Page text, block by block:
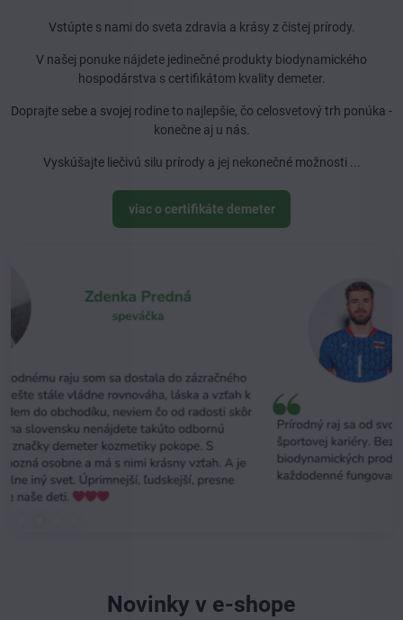
Vstúpte s nami do sveta zdravia a krásy z čistej prírody.
V našej ponuke nájdete jedinečné produkty biodynamického
hospodárstva s certifikátom kvality demeter.
Doprajte sebe a svojej rodine to najlepšie, čo celosvetový trh ponúka -
konečne aj u nás.
Vyskúšajte liečivú silu prírody a jej nekonečné možnosti ...
viac o certifikáte demeter
Novinky v e-shope